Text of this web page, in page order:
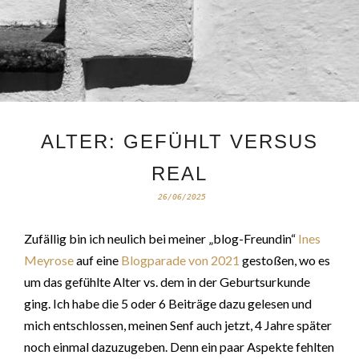
ALTER: GEFÜHLT VERSUS
REAL
26/06/2025
Zufällig bin ich neulich bei meiner „blog-Freundin“ Ines
Meyroseauf eine Blogparade von 2021 gestoßen, wo es
um das gefühlte Alter vs. dem in der Geburtsurkunde
ging. Ich habe die 5 oder 6 Beiträge dazu gelesen und
mich entschlossen, meinen Senf auch jetzt, 4 Jahre später
noch einmal dazuzugeben. Denn ein paar Aspekte fehlten